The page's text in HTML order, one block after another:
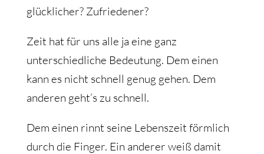
glücklicher? Zufriedener?
Zeit hat für uns alle ja eine ganz
unterschiedliche Bedeutung. Dem einen
kann es nicht schnell genug gehen. Dem
anderen geht’s zu schnell.
Dem einen rinnt seine Lebenszeit förmlich
durch die Finger. Ein anderer weiß damit